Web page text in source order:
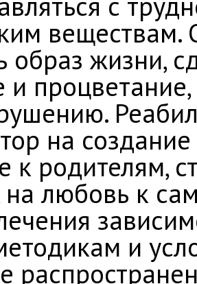
веществам.
образ жизни,
и
на
к родителям,
на любовь к
и